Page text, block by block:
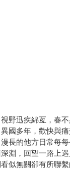
野迅疾綿亙，春
多年，歡快與痛
長的他方日常每
淵，回望一路上
似無關卻有所聯